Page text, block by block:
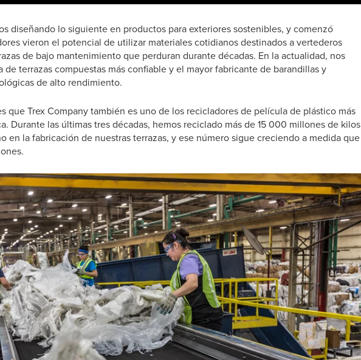
diseñando lo siguiente en productos para exteriores sostenibles, y comenzó
vieron el potencial de utilizar materiales cotidianos destinados a vertederos
de bajo mantenimiento que perduran durante décadas. En la actualidad, nos
de terrazas compuestas más confiable y el mayor fabricante de barandillas y
de alto rendimiento.
que Trex Company también es uno de los recicladores de película de plástico más
Durante las últimas tres décadas, hemos reciclado más de 15 000 millones de kilos
en la fabricación de nuestras terrazas, y ese número sigue creciendo a medida que